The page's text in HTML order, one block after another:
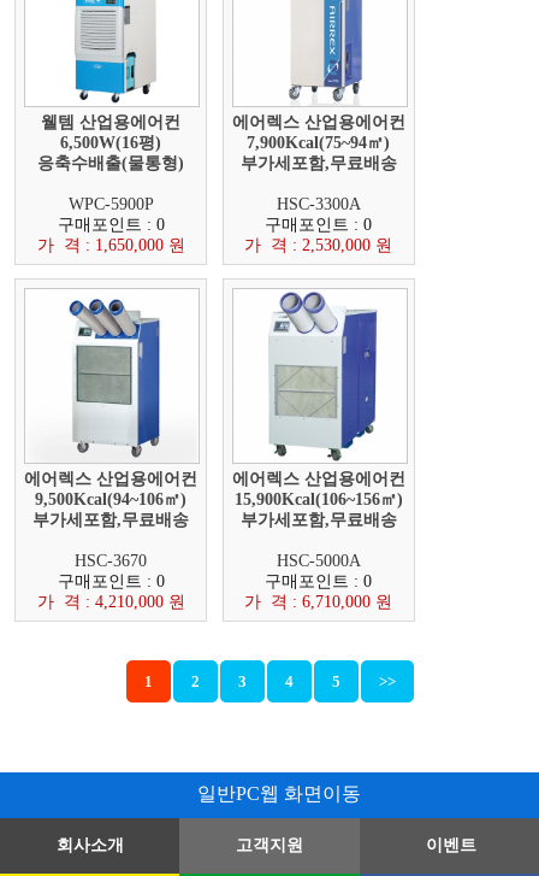
웰템 산업용에어컨
6,500W(16평)
응축수배출(물통형)
WPC-5900P
구매포인트 : 0
가 격 : 1,650,000 원
에어렉스 산업용에어컨
7,900Kcal(75~94㎡)
부가세포함,무료배송
HSC-3300A
구매포인트 : 0
가 격 : 2,530,000 원
에어렉스 산업용에어컨
9,500Kcal(94~106㎡)
부가세포함,무료배송
HSC-3670
구매포인트 : 0
가 격 : 4,210,000 원
에어렉스 산업용에어컨
15,900Kcal(106~156㎡)
부가세포함,무료배송
HSC-5000A
구매포인트 : 0
가 격 : 6,710,000 원
1 2 3 4 5 >>
일반PC웹 화면이동
회사소개 고객지원 이벤트